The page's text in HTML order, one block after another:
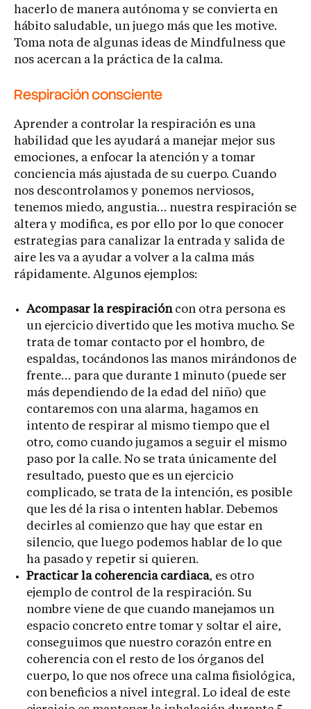
hacerlo de manera autónoma y se convierta en
hábito saludable, un juego más que les motive.
Toma nota de algunas ideas de Mindfulness que
nos acercan a la práctica de la calma.
Respiración consciente
Aprender a controlar la respiración es una
habilidad que les ayudará a manejar mejor sus
emociones, a enfocar la atención y a tomar
conciencia más ajustada de su cuerpo. Cuando
nos descontrolamos y ponemos nerviosos,
tenemos miedo, angustia… nuestra respiración se
altera y modifica, es por ello por lo que conocer
estrategias para canalizar la entrada y salida de
aire les va a ayudar a volver a la calma más
rápidamente. Algunos ejemplos:
Acompasar la respiracióncon otra persona es
un ejercicio divertido que les motiva mucho. Se
trata de tomar contacto por el hombro, de
espaldas, tocándonos las manos mirándonos de
frente… para que durante 1 minuto (puede ser
más dependiendo de la edad del niño) que
contaremos con una alarma, hagamos en
intento de respirar al mismo tiempo que el
otro, como cuando jugamos a seguir el mismo
paso por la calle. No se trata únicamente del
resultado, puesto que es un ejercicio
complicado, se trata de la intención, es posible
que les dé la risa o intenten hablar. Debemos
decirles al comienzo que hay que estar en
silencio, que luego podemos hablar de lo que
ha pasado y repetir si quieren.
Practicar la coherencia cardiaca, es otro
ejemplo de control de la respiración. Su
nombre viene de que cuando manejamos un
espacio concreto entre tomar y soltar el aire,
conseguimos que nuestro corazón entre en
coherencia con el resto de los órganos del
cuerpo, lo que nos ofrece una calma fisiológica,
con beneficios a nivel integral. Lo ideal de este